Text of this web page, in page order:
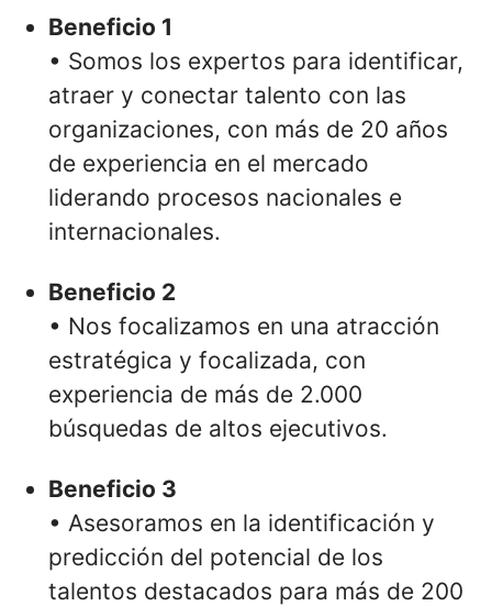
Beneficio 1
• Somos los expertos para identificar,
atraer y conectar talento con las
organizaciones, con más de 20 años
de experiencia en el mercado
liderando procesos nacionales e
internacionales.
Beneficio 2
• Nos focalizamos en una atracción
estratégica y focalizada, con
experiencia de más de 2.000
búsquedas de altos ejecutivos.
Beneficio 3
• Asesoramos en la identificación y
predicción del potencial de los
talentos destacados para más de 200